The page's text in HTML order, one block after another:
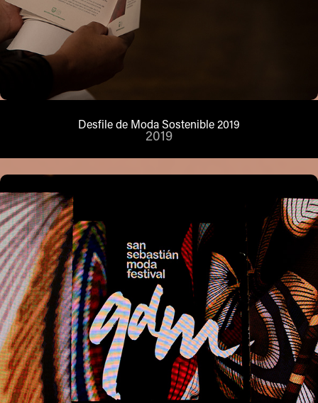
Desfile de Moda Sostenible 2019
2019